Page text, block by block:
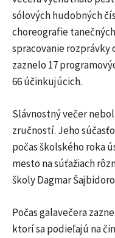
sólových hudobných
choreografie
spracovanie rozprávky
zaznelo 17
66 účinkujúcich.
Slávnostný večer
zručností. Jeho
počas školského roka
mesto na súťažiach
školy Dagmar
Počas galavečera
ktorí sa podieľajú na